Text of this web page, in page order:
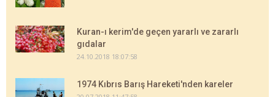
Kuran-ı kerim'de geçen yararlı ve zararlı
gıdalar
24.10.2018 18:07:58
1974 Kıbrıs Barış Hareketi'nden kareler